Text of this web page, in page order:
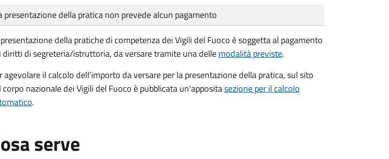
di pagamento
presentazione della pratica non prevede alcun pagamento
della pratiche di competenza dei Vigili del Fuoco è soggetta al pagamento
diritti di segreteria/istruttoria, da versare tramite una dellemodalità previste.
agevolare il calcolo dell'importo da versare per la presentazione della pratica, sul sito
corpo nazionale dei Vigili del Fuoco è pubblicata un'appositasezione per il calcolo
.
serve